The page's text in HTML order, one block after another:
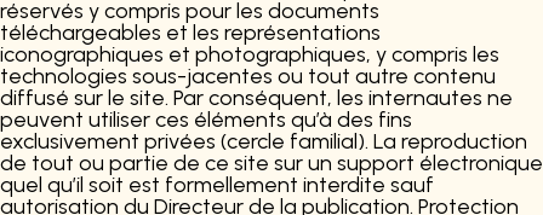
réservés y compris pour les documents
téléchargeables et les représentations
iconographiques et photographiques, y compris les
technologies sous-jacentes ou tout autre contenu
diffusé sur le site. Par conséquent, les internautes ne
peuvent utiliser ces éléments qu’à des fins
exclusivement privées (cercle familial). La reproduction
de tout ou partie de ce site sur un support électronique
quel qu’il soit est formellement interdite sauf
autorisation du Directeur de la publication. Protection